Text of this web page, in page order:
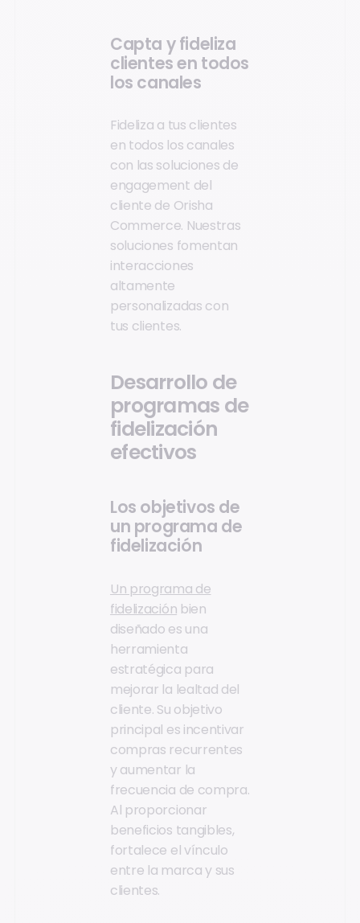
Capta y fideliza
clientes en todos
los canales
Fideliza a tus clientes
en todos los canales
con las soluciones de
engagement del
cliente de Orisha
Commerce. Nuestras
soluciones fomentan
interacciones
altamente
personalizadas con
tus clientes.
Desarrollo de
programas de
fidelización
efectivos
Los objetivos de
un programa de
fidelización
Un programa de
fidelización bien
diseñado es una
herramienta
estratégica para
mejorar la lealtad del
cliente. Su objetivo
principal es incentivar
compras recurrentes
y aumentar la
frecuencia de compra.
Al proporcionar
beneficios tangibles,
fortalece el vínculo
entre la marca y sus
clientes.